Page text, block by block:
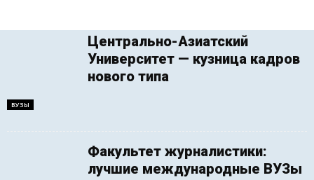
ВУЗЫ
Центрально-Азиатский
Университет — кузница кадров
нового типа
Факультет журналистики:
лучшие международные ВУЗы